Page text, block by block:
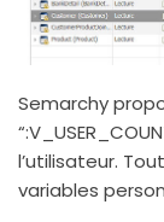
Semarchy
l’utilisateur.
variables